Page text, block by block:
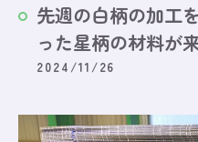
先週の白柄の加工
った星柄の材料が
2024/11/26